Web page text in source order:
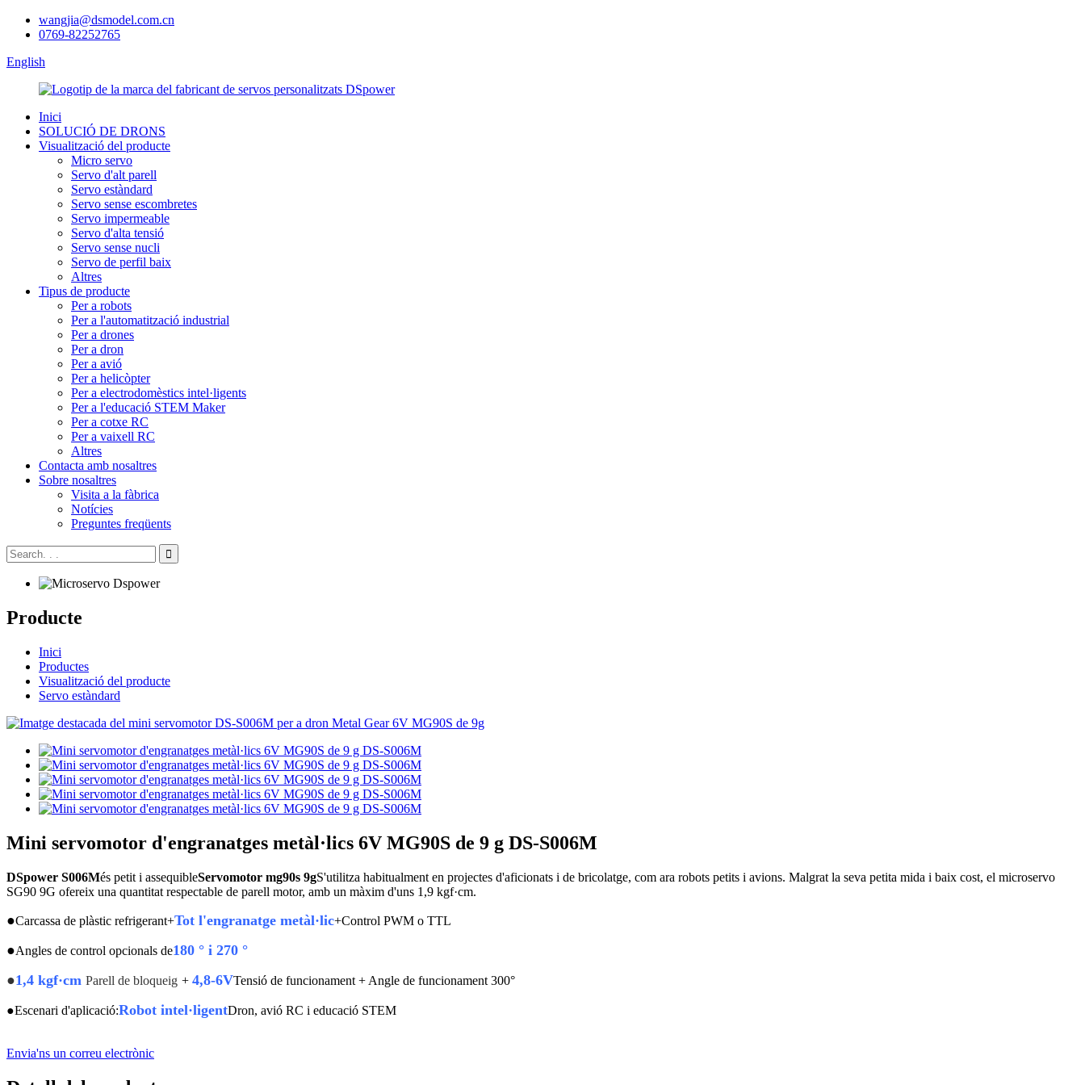
wangjia@dsmodel.com.cn
0769-82252765
English
Inici
SOLUCIÓ DE DRONS
Visualització del producte
Micro servo
Servo d'alt parell
Servo estàndard
Servo sense escombretes
Servo impermeable
Servo d'alta tensió
Servo sense nucli
Servo de perfil baix
Altres
Tipus de producte
Per a robots
Per a l'automatització industrial
Per a drones
Per a dron
Per a avió
Per a helicòpter
Per a electrodomèstics intel·ligents
Per a l'educació STEM Maker
Per a cotxe RC
Per a vaixell RC
Altres
Contacta amb nosaltres
Sobre nosaltres
Visita a la fàbrica
Notícies
Preguntes freqüents
Producte
Inici
Productes
Visualització del producte
Servo estàndard
Mini servomotor d'engranatges metàl·lics 6V MG90S de 9 g DS-S006M
DSpower S006Més petit i assequibleServomotor mg90s 9gS'utilitza habitualment en projectes d'aficionats i de bricolatge, com ara robots petits i avions. Malgrat la seva petita mida i baix cost, el microservo
SG90 9G ofereix una quantitat respectable de parell motor, amb un màxim d'uns 1,9 kgf·cm.
●Carcassa de plàstic refrigerant+Tot l'engranatge metàl·lic+Control PWM o TTL
●Angles de control opcionals de180 ° i 270 °
●1,4 kgf·cm Parell de bloqueig + 4,8-6VTensió de funcionament + Angle de funcionament 300°
●Escenari d'aplicació:Robot intel·ligentDron, avió RC i educació STEM
Envia'ns un correu electrònic